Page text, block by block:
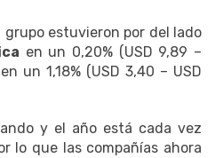
grupo estuvieron por del lado
en un 0,20% (USD 9,89 –
en un 1,18% (USD 3,40 – USD
y el año está cada vez
lo que las compañías ahora